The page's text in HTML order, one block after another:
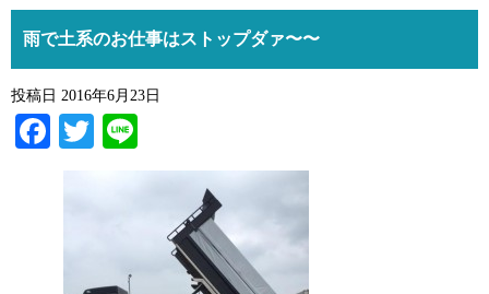
雨で土系のお仕事はストップダァ〜〜
投稿日 2016年6月23日
Facebook
Twitter